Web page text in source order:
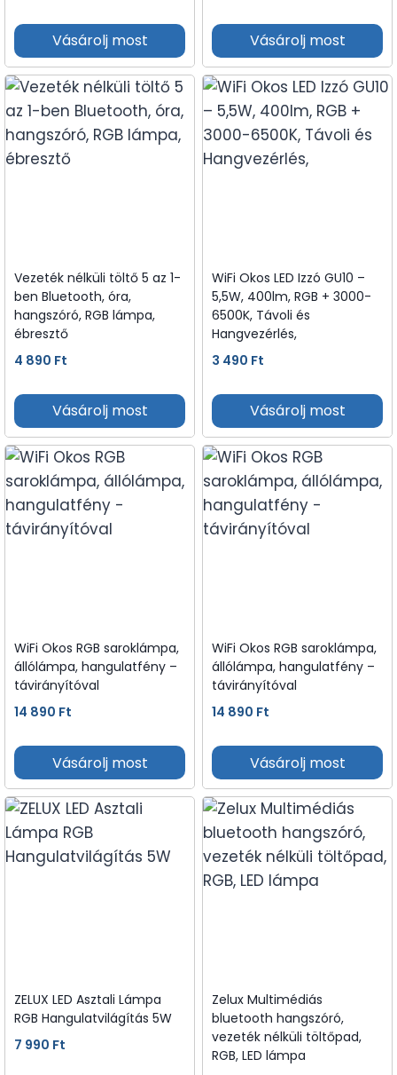
Vásárolj most Vásárolj most
Vezeték nélküli töltő 5 az 1-
ben Bluetooth, óra,
hangszóró, RGB lámpa,
ébresztő
4 890 Ft
Vásárolj most
WiFi Okos LED Izzó GU10 –
5,5W, 400lm, RGB + 3000-
6500K, Távoli és
Hangvezérlés,
3 490 Ft
Vásárolj most
WiFi Okos RGB saroklámpa,
állólámpa, hangulatfény –
távirányítóval
14 890 Ft
Vásárolj most
WiFi Okos RGB saroklámpa,
állólámpa, hangulatfény –
távirányítóval
14 890 Ft
Vásárolj most
ZELUX LED Asztali Lámpa
RGB Hangulatvilágítás 5W
7 990 Ft
Zelux Multimédiás
bluetooth hangszóró,
vezeték nélküli töltőpad,
RGB, LED lámpa